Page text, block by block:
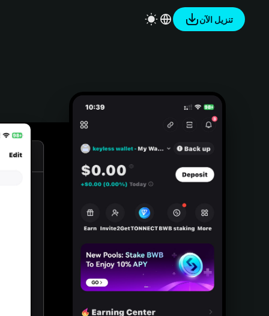
تنزيل الآن